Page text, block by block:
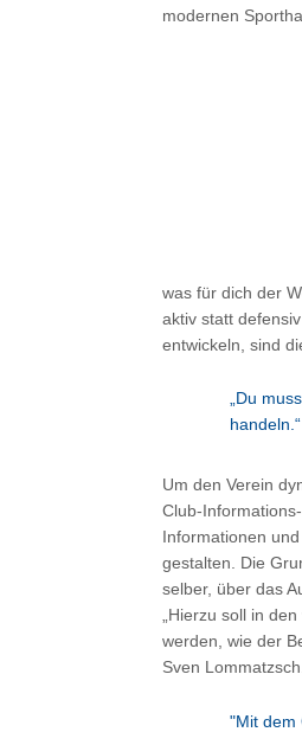
modernen
was für dich der
aktiv statt
entwickeln, sind
„Du
Um den Verein
Club-
Informationen
gestalten. Die
selber, über das
„Hierzu soll in
werden, wie der
Sven
"Mit dem